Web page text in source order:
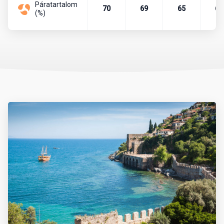
Pénznem, pénzváltás
Célszerű eurót vagy dollárt még Magyarországról magunkkal
vinni és azt a helyszínen átváltani, de csak hivatalos beváltó
helyeken, azaz hivatalos devizaváltóknál, illetve bankokban.
Nagyvárosokban és a tengerpartokon, népszerű üdülőhelyeken,
turistaközpontokban szinte mindenhol elfogadnak eurót is.
Készpénzt a devizaváltóknál célszerű váltani, mivel ott
kedvezőbb az árfolyam, mint a bankoknál. A bankok délelőtt 9 és
12 óra, délután pedig 13 és 17 óra között tartanak nyitva. A
bevásárlóközpontokban hosszabb nyitvatartással lehet számolni.
Rendszerint minden banknál van bankautomata, amelyből bank-
vagy hitelkártyával bármikor tudunk pénzt felvenni.
Páratartalom
(%)
70 69 65 67